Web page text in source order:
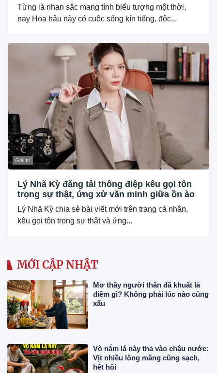
Từng là nhan sắc mang tính biểu tượng một thời,
nay Hoa hậu này có cuộc sống kín tiếng, độc...
Giải trí
Lý Nhã Kỳ đăng tải thông điệp kêu gọi tôn
trọng sự thật, ứng xử văn minh giữa ồn ào
Lý Nhã Kỳ chia sẻ bài viết mới trên trang cá nhân,
kêu gọi tôn trọng sự thật và ứng...
MỚI CẬP NHẬT
Mơ thấy người thân đã khuất là
điềm gì? Không phải lúc nào cũng
xấu
Vò nắm lá này thả vào chậu nước:
Vịt nhiều lông măng cũng sạch,
hết hôi